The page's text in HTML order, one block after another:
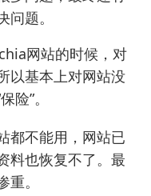
题。
网站的时候，对
以基本上对网站没
险”。
都不能用，网站已
料也恢复不了。最
。